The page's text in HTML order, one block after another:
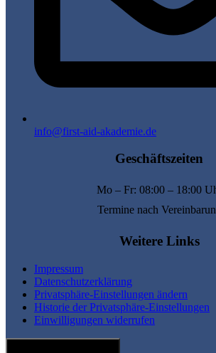
info@first-aid-akademie.de
Geschäftszeiten
Mo – Fr: 08:00 – 18:00
Termine nach
Weitere Links
Impressum
Datenschutzerklärung
Privatsphäre-Einstellungen ändern
Historie der Privatsphäre-Einstellungen
Einwilligungen widerrufen